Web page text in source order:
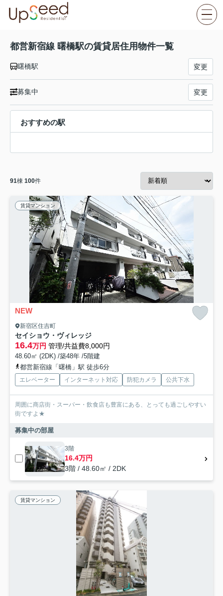
都営新宿線 曙橋駅の賃貸居住用物件一覧
曙橋駅 変更
募集中 変更
おすすめの駅
91棟 100件
賃貸マンション
NEW
新宿区住吉町
セイショウ・ヴィレッジ
16.4万円 管理/共益費8,000円
48.60㎡ (2DK) /築48年 /5階建
都営新宿線「曙橋」駅 徒歩6分
エレベーター インターネット対応 防犯カメラ 公共下水
周囲に商店街・スーパー・飲食店も豊富にある、とっても過ごしやすい
街ですよ★
募集中の部屋
3階
16.4万円
3階 / 48.60㎡ / 2DK
賃貸マンション